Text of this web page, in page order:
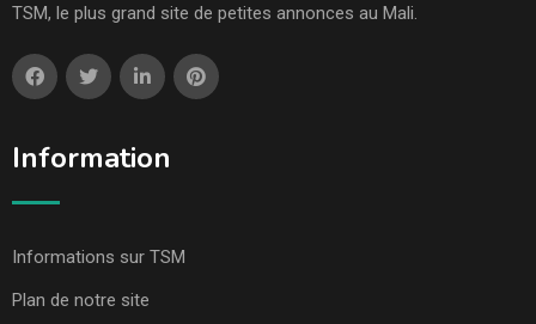
TSM, le plus grand site de petites annonces au Mali.
Information
Informations sur TSM
Plan de notre site